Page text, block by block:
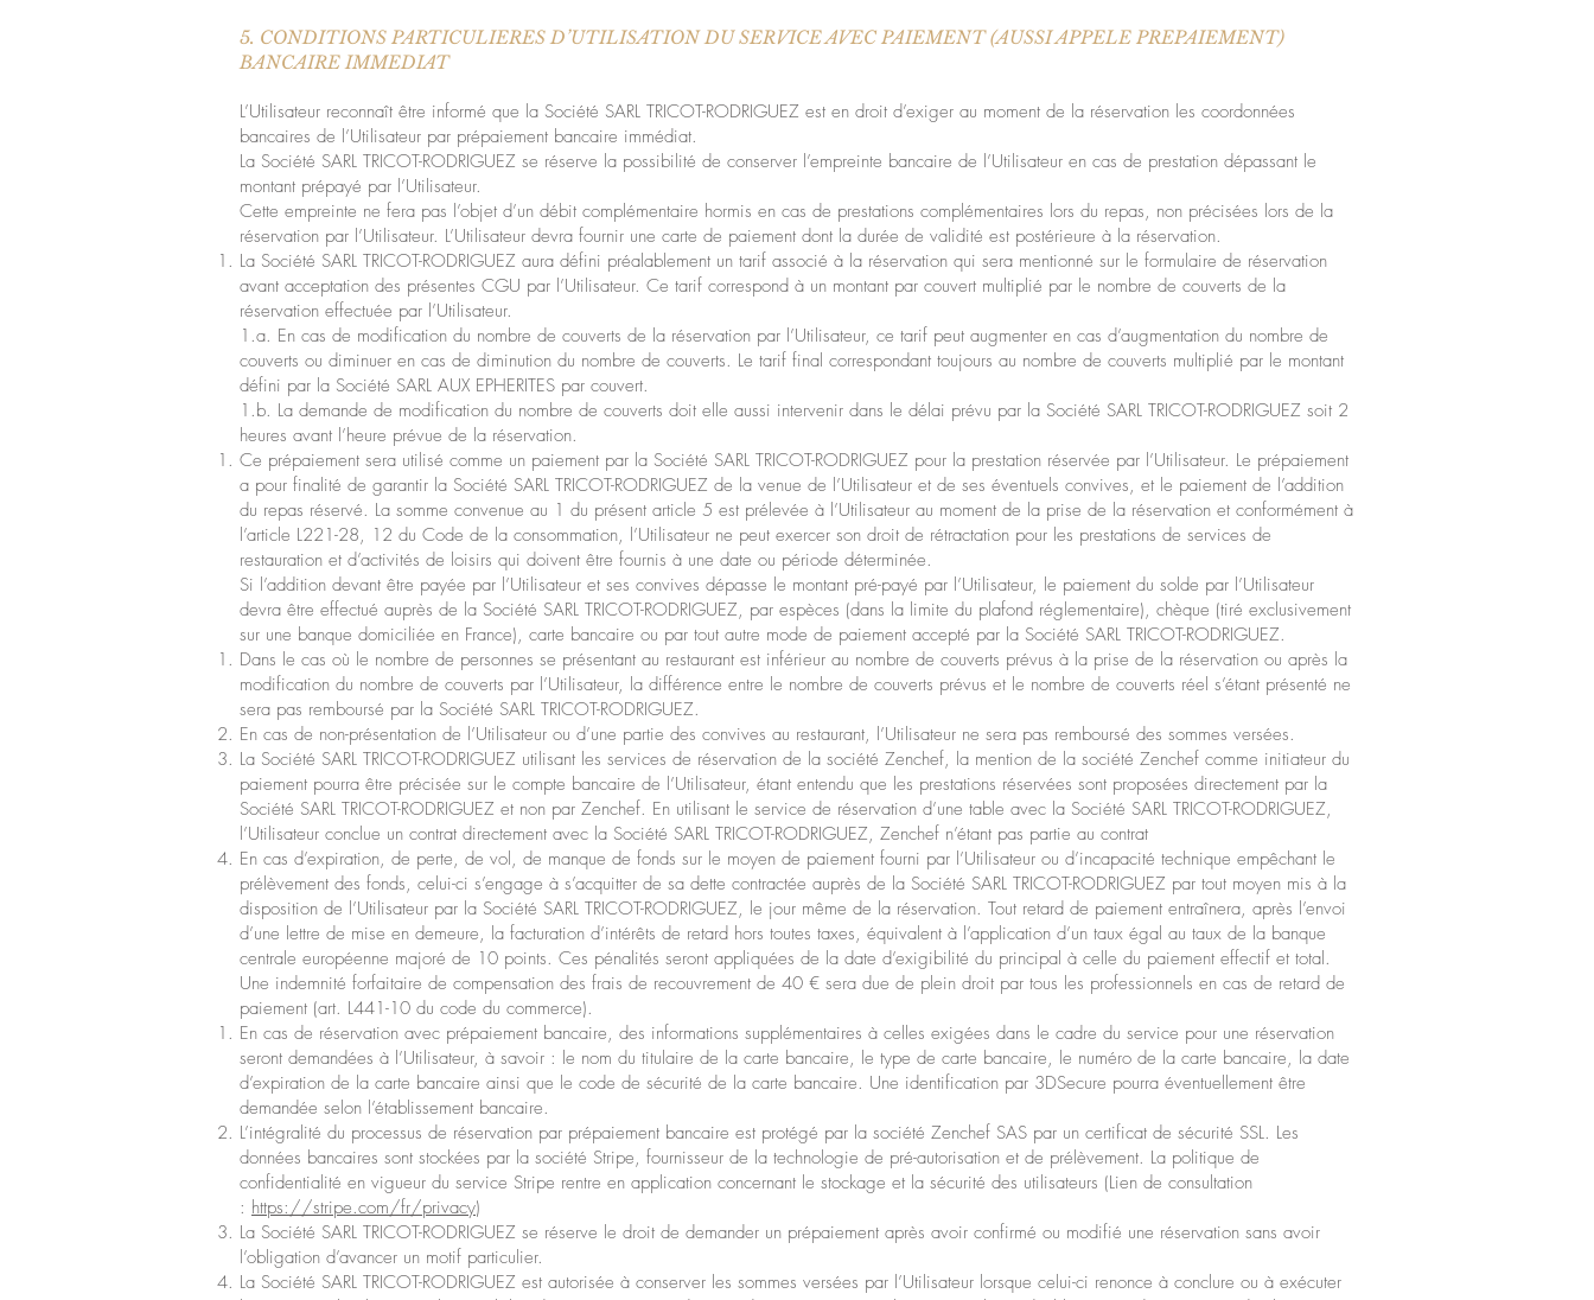
5. CONDITIONS PARTICULIERES D’UTILISATION DU SERVICE AVEC PAIEMENT (AUSSI APPELE PREPAIEMENT)
BANCAIRE IMMEDIAT
L’Utilisateur reconnaît être informé que la Société SARL TRICOT-RODRIGUEZ est en droit d’exiger au moment de la réservation les coordonnées
bancaires de l’Utilisateur par prépaiement bancaire immédiat.
La Société SARL TRICOT-RODRIGUEZ se réserve la possibilité de conserver l’empreinte bancaire de l’Utilisateur en cas de prestation dépassant le
montant prépayé par l’Utilisateur.
Cette empreinte ne fera pas l’objet d’un débit complémentaire hormis en cas de prestations complémentaires lors du repas, non précisées lors de la
réservation par l’Utilisateur. L’Utilisateur devra fournir une carte de paiement dont la durée de validité est postérieure à la réservation.
La Société SARL TRICOT-RODRIGUEZ aura défini préalablement un tarif associé à la réservation qui sera mentionné sur le formulaire de réservation
avant acceptation des présentes CGU par l’Utilisateur. Ce tarif correspond à un montant par couvert multiplié par le nombre de couverts de la
réservation effectuée par l’Utilisateur.
1.a. En cas de modification du nombre de couverts de la réservation par l’Utilisateur, ce tarif peut augmenter en cas d’augmentation du nombre de
couverts ou diminuer en cas de diminution du nombre de couverts. Le tarif final correspondant toujours au nombre de couverts multiplié par le montant
défini par la Société SARL AUX EPHERITES par couvert.
1.b. La demande de modification du nombre de couverts doit elle aussi intervenir dans le délai prévu par la Société SARL TRICOT-RODRIGUEZ soit 2
heures avant l’heure prévue de la réservation.
Ce prépaiement sera utilisé comme un paiement par la Société SARL TRICOT-RODRIGUEZ pour la prestation réservée par l’Utilisateur. Le prépaiement
a pour finalité de garantir la Société SARL TRICOT-RODRIGUEZ de la venue de l’Utilisateur et de ses éventuels convives, et le paiement de l’addition
du repas réservé. La somme convenue au 1 du présent article 5 est prélevée à l’Utilisateur au moment de la prise de la réservation et conformément à
l’article L221-28, 12 du Code de la consommation, l’Utilisateur ne peut exercer son droit de rétractation pour les prestations de services de
restauration et d’activités de loisirs qui doivent être fournis à une date ou période déterminée.
Si l’addition devant être payée par l’Utilisateur et ses convives dépasse le montant pré-payé par l’Utilisateur, le paiement du solde par l’Utilisateur
devra être effectué auprès de la Société SARL TRICOT-RODRIGUEZ, par espèces (dans la limite du plafond réglementaire), chèque (tiré exclusivement
sur une banque domiciliée en France), carte bancaire ou par tout autre mode de paiement accepté par la Société SARL TRICOT-RODRIGUEZ.
Dans le cas où le nombre de personnes se présentant au restaurant est inférieur au nombre de couverts prévus à la prise de la réservation ou après la
modification du nombre de couverts par l’Utilisateur, la différence entre le nombre de couverts prévus et le nombre de couverts réel s’étant présenté ne
sera pas remboursé par la Société SARL TRICOT-RODRIGUEZ.
En cas de non-présentation de l’Utilisateur ou d’une partie des convives au restaurant, l’Utilisateur ne sera pas remboursé des sommes versées.
La Société SARL TRICOT-RODRIGUEZ utilisant les services de réservation de la société Zenchef, la mention de la société Zenchef comme initiateur du
paiement pourra être précisée sur le compte bancaire de l’Utilisateur, étant entendu que les prestations réservées sont proposées directement par la
Société SARL TRICOT-RODRIGUEZ et non par Zenchef. En utilisant le service de réservation d’une table avec la Société SARL TRICOT-RODRIGUEZ,
l’Utilisateur conclue un contrat directement avec la Société SARL TRICOT-RODRIGUEZ, Zenchef n’étant pas partie au contrat
En cas d’expiration, de perte, de vol, de manque de fonds sur le moyen de paiement fourni par l’Utilisateur ou d’incapacité technique empêchant le
prélèvement des fonds, celui-ci s’engage à s’acquitter de sa dette contractée auprès de la Société SARL TRICOT-RODRIGUEZ par tout moyen mis à la
disposition de l’Utilisateur par la Société SARL TRICOT-RODRIGUEZ, le jour même de la réservation. Tout retard de paiement entraînera, après l’envoi
d’une lettre de mise en demeure, la facturation d’intérêts de retard hors toutes taxes, équivalent à l’application d’un taux égal au taux de la banque
centrale européenne majoré de 10 points. Ces pénalités seront appliquées de la date d’exigibilité du principal à celle du paiement effectif et total.
Une indemnité forfaitaire de compensation des frais de recouvrement de 40 € sera due de plein droit par tous les professionnels en cas de retard de
paiement (art. L441-10 du code du commerce).
En cas de réservation avec prépaiement bancaire, des informations supplémentaires à celles exigées dans le cadre du service pour une réservation
seront demandées à l’Utilisateur, à savoir : le nom du titulaire de la carte bancaire, le type de carte bancaire, le numéro de la carte bancaire, la date
d’expiration de la carte bancaire ainsi que le code de sécurité de la carte bancaire. Une identification par 3DSecure pourra éventuellement être
demandée selon l’établissement bancaire.
L’intégralité du processus de réservation par prépaiement bancaire est protégé par la société Zenchef SAS par un certificat de sécurité SSL. Les
données bancaires sont stockées par la société Stripe, fournisseur de la technologie de pré-autorisation et de prélèvement. La politique de
confidentialité en vigueur du service Stripe rentre en application concernant le stockage et la sécurité des utilisateurs (Lien de consultation
: https://stripe.com/fr/privacy)
La Société SARL TRICOT-RODRIGUEZ se réserve le droit de demander un prépaiement après avoir confirmé ou modifié une réservation sans avoir
l’obligation d’avancer un motif particulier.
La Société SARL TRICOT-RODRIGUEZ est autorisée à conserver les sommes versées par l’Utilisateur lorsque celui-ci renonce à conclure ou à exécuter